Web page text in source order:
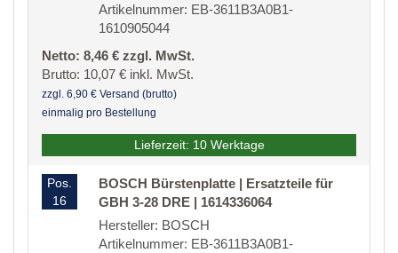
Artikelnummer: EB-3611B3A0B1-
1610905044
Netto: 8,46 € zzgl. MwSt.
Brutto: 10,07 € inkl. MwSt.
zzgl. 6,90 € Versand (brutto)
einmalig pro Bestellung
Lieferzeit: 10 Werktage
Pos.
16
BOSCH Bürstenplatte | Ersatzteile für
GBH 3-28 DRE | 1614336064
Hersteller: BOSCH
Artikelnummer: EB-3611B3A0B1-